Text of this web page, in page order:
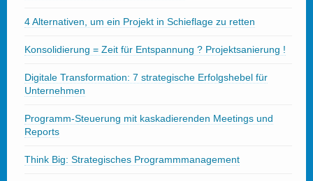
4 Alternativen, um ein Projekt in Schieflage zu retten
Konsolidierung = Zeit für Entspannung ? Projektsanierung !
Digitale Transformation: 7 strategische Erfolgshebel für
Unternehmen
Programm-Steuerung mit kaskadierenden Meetings und
Reports
Think Big: Strategisches Programmmanagement